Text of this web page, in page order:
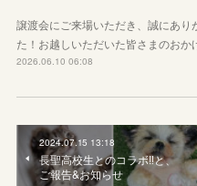
譲渡会にご来場いただき、誠にあり
た！お越しいただいた皆さまのおか
2026.06.10 06:08
2024.07.15 13:18
長聖高校生とのコラボ‼️と、
ご報告&お知らせ